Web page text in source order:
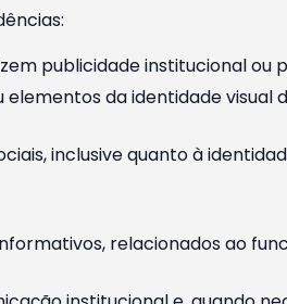
publicidade institucional ou
da identidade visual
inclusive quanto à
relacionados ao